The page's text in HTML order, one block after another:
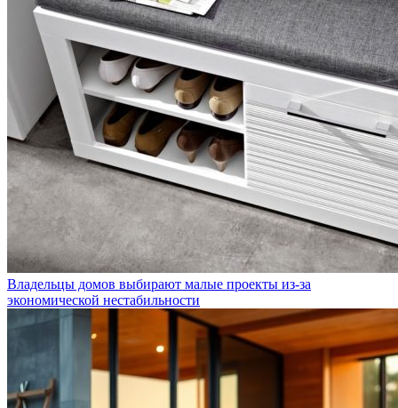
Владельцы домов выбирают малые проекты из-за
экономической нестабильности